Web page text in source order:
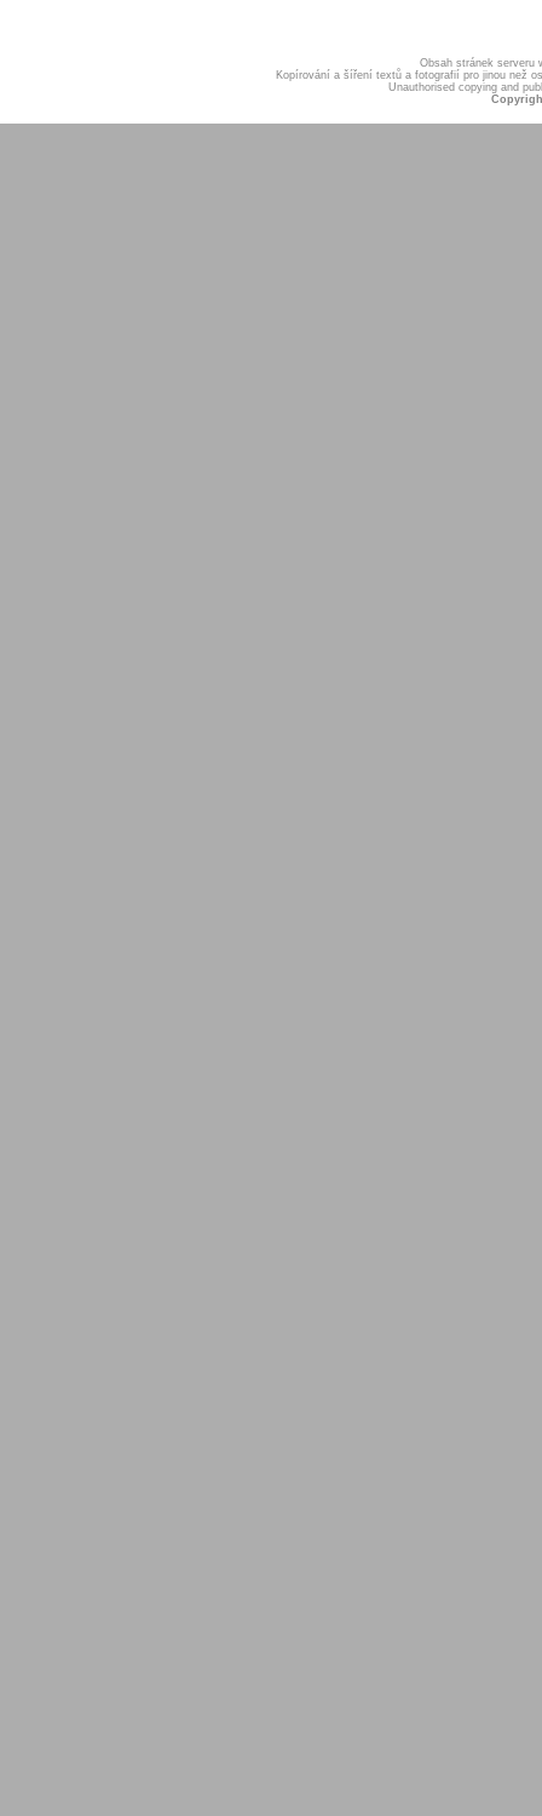
Obsah stránek serveru
Kopírování a šíření textů a fotografií pro jinou než
Unauthorised copying and